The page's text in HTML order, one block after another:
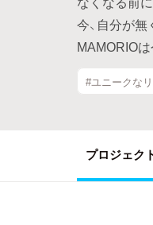
今、自分が無
MAMORIO
#ユニークな
プロジェク